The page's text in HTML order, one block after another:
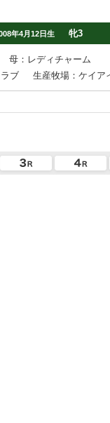
年4月12日生 牝3
母：レディチャーム
ブ
生産牧場：ケイア